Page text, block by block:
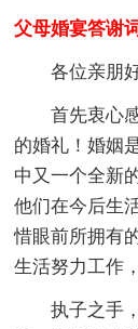
父母婚宴答谢
各位亲朋
首先衷心
的婚礼！婚姻
中又一个全新
他们在今后生
惜眼前所拥有
生活努力工作
执子之手